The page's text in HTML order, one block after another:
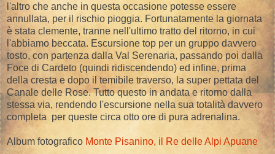
l'altro che anche in questa occasione potesse essere
annullata, per il rischio pioggia. Fortunatamente la giornata
è stata clemente, tranne nell'ultimo tratto del ritorno, in cui
l'abbiamo beccata. Escursione top per un gruppo davvero
tosto, con partenza dalla Val Serenaria, passando poi dalla
Foce di Cardeto (quindi ridiscendendo) ed infine, prima
della cresta e dopo il temibile traverso, la super pettata del
Canale delle Rose. Tutto questo in andata e ritorno dalla
stessa via, rendendo l'escursione nella sua totalità davvero
completa per queste circa otto ore di pura adrenalina.
Album fotografico Monte Pisanino, il Re delle Alpi Apuane